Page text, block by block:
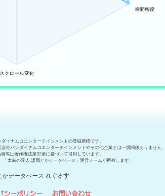
イナムコエンターテインメントの登録商標です。
社バンダイナムコエンターテインメントやその他企業とは一切関係ありません。
等は著作権法第32条に基づいて引用しています。
太鼓の達人 譜面とかデータベース」運営チームが所有します。
データべース れぐるす
シーポリシー お問い合わせ